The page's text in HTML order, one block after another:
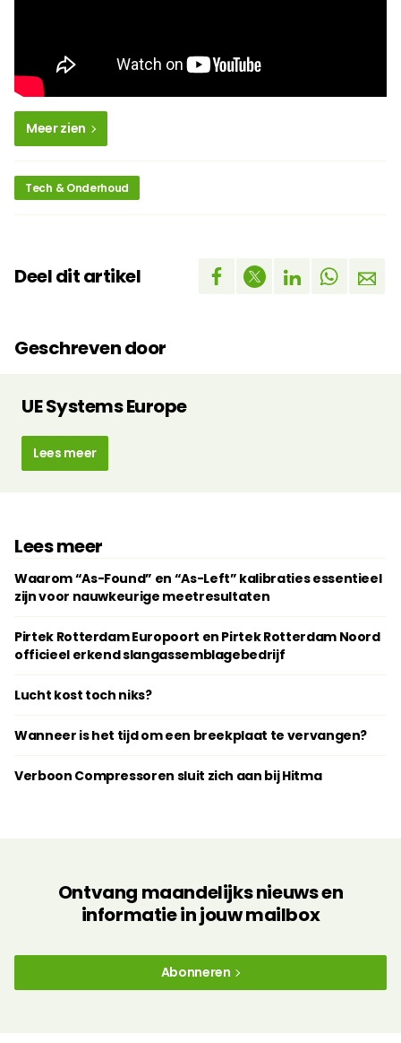
Meer zien
Tech & Onderhoud
Deel dit artikel
Geschreven door
UE Systems Europe
Lees meer
Lees meer
Waarom “As-Found” en “As-Left” kalibraties essentieel
zijn voor nauwkeurige meetresultaten
Pirtek Rotterdam Europoort en Pirtek Rotterdam Noord
officieel erkend slangassemblagebedrijf
Lucht kost toch niks?
Wanneer is het tijd om een breekplaat te vervangen?
Verboon Compressoren sluit zich aan bij Hitma
Ontvang maandelijks nieuws en
informatie in jouw mailbox
Abonneren